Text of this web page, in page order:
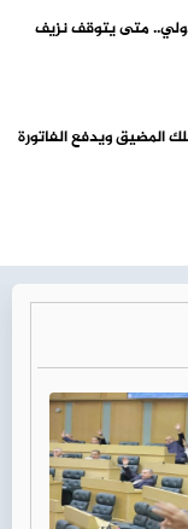
متى يتوقف نزيف
المضيق ويدفع الفاتورة